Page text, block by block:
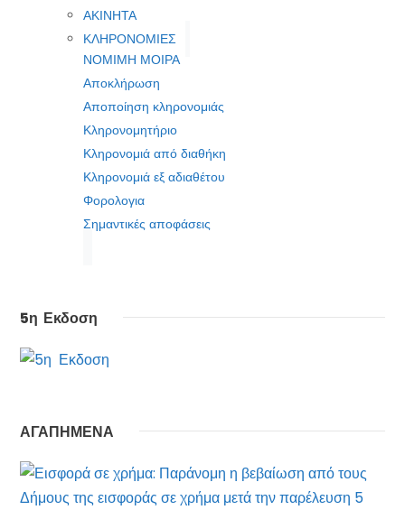
ΑΚΙΝΗΤΑ
ΚΛΗΡΟΝΟΜΙΕΣ
ΝΟΜΙΜΗ ΜΟΙΡΑ
Αποκλήρωση
Αποποίηση κληρονομιάς
Κληρονομητήριο
Κληρονομιά από διαθήκη
Κληρονομιά εξ αδιαθέτου
Φορολογια
Σημαντικές αποφάσεις
5η Εκδοση
ΑΓΑΠΗΜΕΝΑ